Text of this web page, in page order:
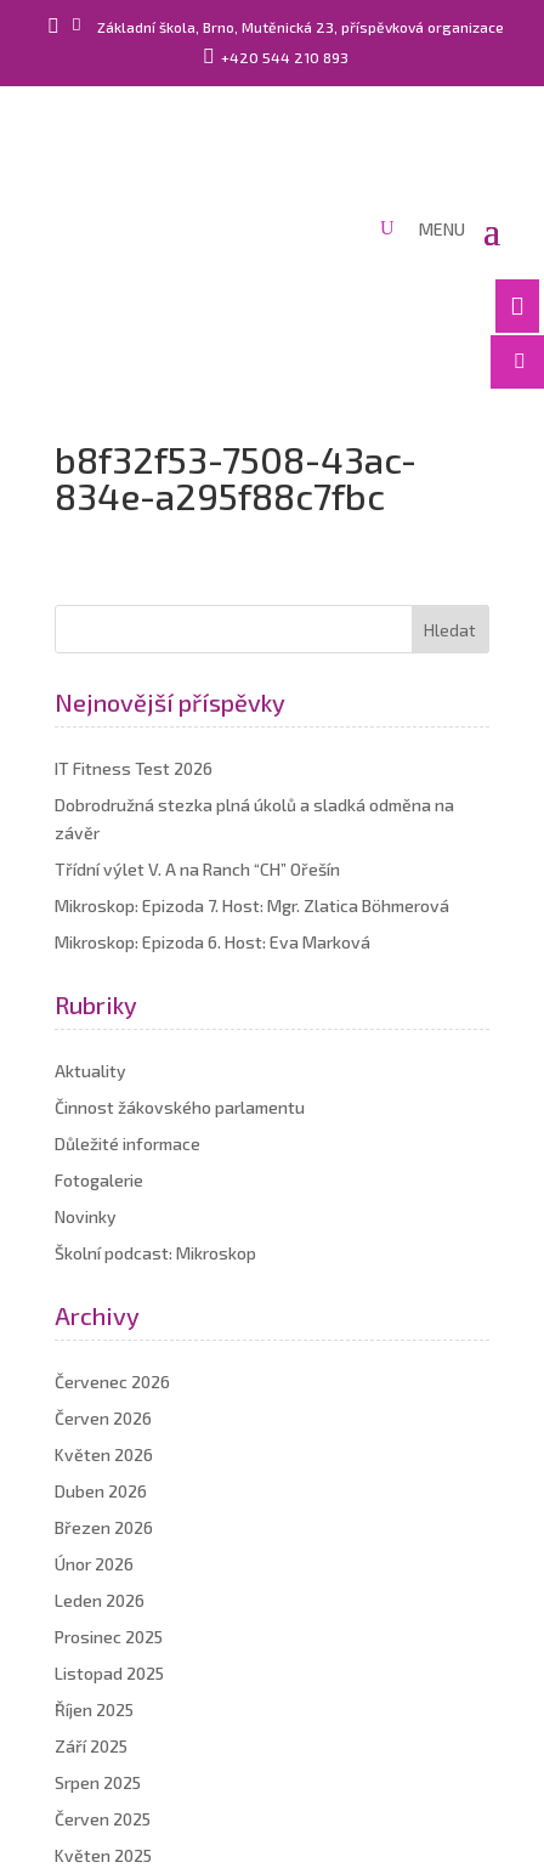
  Základní škola, Brno, Mutěnická 23, příspěvková organizace
 +420 544 210 893


b8f32f53-7508-43ac-
834e-a295f88c7fbc
Nejnovější příspěvky
IT Fitness Test 2026
Dobrodružná stezka plná úkolů a sladká odměna na
závěr
Třídní výlet V. A na Ranch “CH” Ořešín
Mikroskop: Epizoda 7. Host: Mgr. Zlatica Böhmerová
Mikroskop: Epizoda 6. Host: Eva Marková
Rubriky
Aktuality
Činnost žákovského parlamentu
Důležité informace
Fotogalerie
Novinky
Školní podcast: Mikroskop
Archivy
Červenec 2026
Červen 2026
Květen 2026
Duben 2026
Březen 2026
Únor 2026
Leden 2026
Prosinec 2025
Listopad 2025
Říjen 2025
Září 2025
Srpen 2025
Červen 2025
Květen 2025